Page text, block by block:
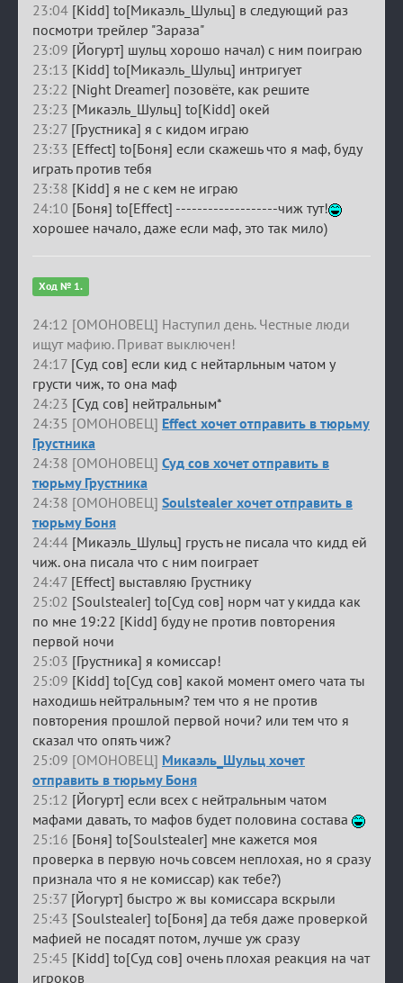
23:04 [Kidd] to[Микаэль_Шульц] в следующий раз
посмотри трейлер "Зараза"
23:09 [Йогурт] шульц хорошо начал) с ним поиграю
23:13 [Kidd] to[Микаэль_Шульц] интригует
23:22 [Night Dreamer] позовёте, как решите
23:23 [Микаэль_Шульц] to[Kidd] окей
23:27 [Грустника] я с кидом играю
23:33 [Effect] to[Боня] если скажешь что я маф, буду
играть против тебя
23:38 [Kidd] я не с кем не играю
24:10 [Боня] to[Effect] -------------------чиж тут!
хорошее начало, даже если маф, это так мило)
Ход № 1.
24:12 [ОМОНОВЕЦ] Наступил день. Честные люди
ищут мафию. Приват выключен!
24:17 [Суд сов] если кид с нейтарльным чатом у
грусти чиж, то она маф
24:23 [Суд сов] нейтральным*
24:35 [ОМОНОВЕЦ] Effect хочет отправить в тюрьму
Грустника
24:38 [ОМОНОВЕЦ] Суд сов хочет отправить в
тюрьму Грустника
24:38 [ОМОНОВЕЦ] Soulstealer хочет отправить в
тюрьму Боня
24:44 [Микаэль_Шульц] грусть не писала что кидд ей
чиж. она писала что с ним поиграет
24:47 [Effect] выставляю Грустнику
25:02 [Soulstealer] to[Суд сов] норм чат у кидда как
по мне 19:22 [Kidd] буду не против повторения
первой ночи
25:03 [Грустника] я комиссар!
25:09 [Kidd] to[Суд сов] какой момент омего чата ты
находишь нейтральным? тем что я не против
повторения прошлой первой ночи? или тем что я
сказал что опять чиж?
25:09 [ОМОНОВЕЦ] Микаэль_Шульц хочет
отправить в тюрьму Боня
25:12 [Йогурт] если всех с нейтральным чатом
мафами давать, то мафов будет половина состава
25:16 [Боня] to[Soulstealer] мне кажется моя
проверка в первую ночь совсем неплохая, но я сразу
признала что я не комиссар) как тебе?)
25:37 [Йогурт] быстро ж вы комиссара вскрыли
25:43 [Soulstealer] to[Боня] да тебя даже проверкой
мафией не посадят потом, лучше уж сразу
25:45 [Kidd] to[Суд сов] очень плохая реакция на чат
игроков